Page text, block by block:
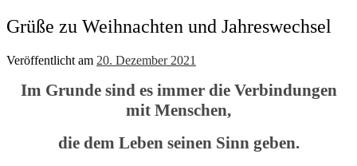
Grüße zu Weihnachten und Jahreswechsel
Veröffentlicht am 20. Dezember 2021
Im Grunde sind es immer die Verbindungen
mit Menschen,
die dem Leben seinen Sinn geben.